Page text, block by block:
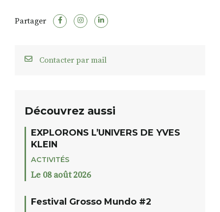
Partager
Contacter par mail
Découvrez aussi
EXPLORONS L’UNIVERS DE YVES
KLEIN
ACTIVITÉS
Le 08 août 2026
Festival Grosso Mundo #2